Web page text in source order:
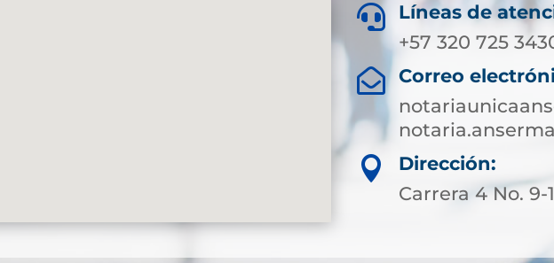

Líneas de
+57 320 725

Correo

Dirección:
Carrera 4 No. 9-